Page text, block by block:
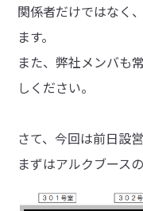
関係者だけではなく
ます。
また、弊社メンバも
しください。
さて、今回は前日設
まずはアルクブースの